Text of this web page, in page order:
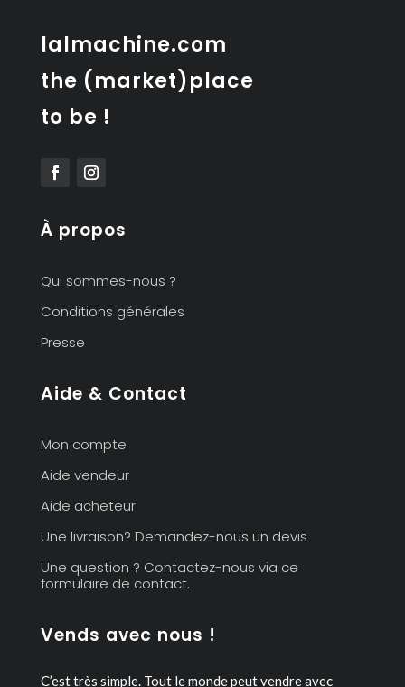
lalmachine.com
the (market)place
to be !
À propos
Qui sommes-nous ?
Conditions générales
Presse
Aide & Contact
Mon compte
Aide vendeur
Aide acheteur
Une livraison? Demandez-nous un devis
Une question ? Contactez-nous via ce
formulaire de contact.
Vends avec nous !
C’est très simple. Tout le monde peut vendre avec